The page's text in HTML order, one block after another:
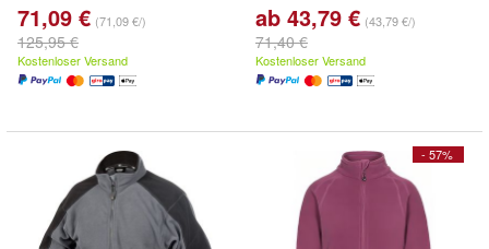
71,09 € (71,09 €/)
125,95 €
Kostenloser Versand
ab 43,79 € (43,79 €/)
71,40 €
Kostenloser Versand
- 57%